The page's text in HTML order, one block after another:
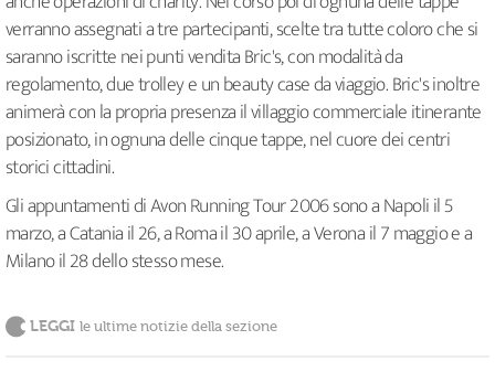
verranno assegnati a tre partecipanti, scelte tra tutte coloro che si
saranno iscritte nei punti vendita Bric's, con modalità da
regolamento, due trolley e un beauty case da viaggio. Bric's inoltre
animerà con la propria presenza il villaggio commerciale itinerante
posizionato, in ognuna delle cinque tappe, nel cuore dei centri
storici cittadini.
Gli appuntamenti di Avon Running Tour 2006 sono a Napoli il 5
marzo, a Catania il 26, a Roma il 30 aprile, a Verona il 7 maggio e a
Milano il 28 dello stesso mese.
LEGGI le ultime notizie della sezione